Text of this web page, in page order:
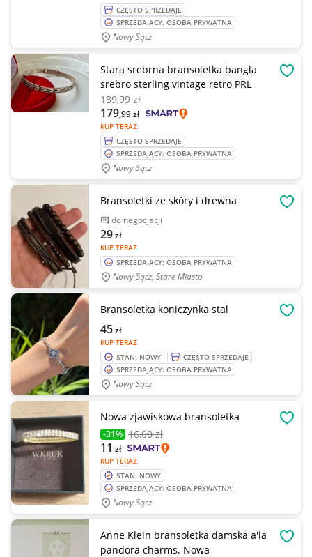
CZĘSTO SPRZEDAJE
SPRZEDAJĄCY: OSOBA PRYWATNA
Nowy Sącz
Stara srebrna bransoletka bangla
srebro sterling vintage retro PRL
189,99 zł
KUP TERAZ
179,99zł
CZĘSTO SPRZEDAJE
SPRZEDAJĄCY: OSOBA PRYWATNA
Nowy Sącz
Bransoletki ze skóry i drewna
do negocjacji
KUP TERAZ
29zł
SPRZEDAJĄCY: OSOBA PRYWATNA
Nowy Sącz, Stare Miasto
Bransoletka koniczynka stal
KUP TERAZ
45zł
STAN: NOWY
CZĘSTO SPRZEDAJE
SPRZEDAJĄCY: OSOBA PRYWATNA
Nowy Sącz
Nowa zjawiskowa bransoletka
-31% 16,00 zł
KUP TERAZ
11 zł
STAN: NOWY
SPRZEDAJĄCY: OSOBA PRYWATNA
Nowy Sącz
Anne Klein bransoletka damska a'la
pandora charms. Nowa